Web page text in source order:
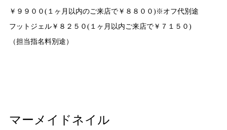
￥９９００(１ヶ月以内のご来店で￥８８００)※オフ代別途
フットジェル￥８２５０(１ヶ月以内ご来店で￥７１５０)
（担当指名料別途）
マーメイドネイル